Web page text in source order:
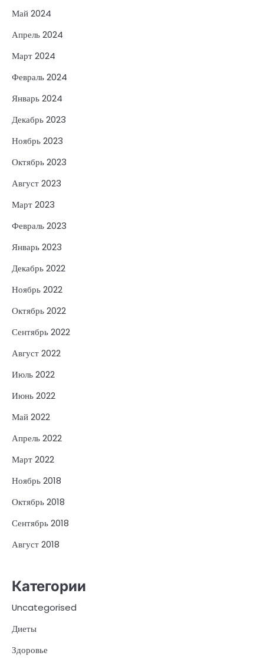
Май 2024
Апрель 2024
Март 2024
Февраль 2024
Январь 2024
Декабрь 2023
Ноябрь 2023
Октябрь 2023
Август 2023
Март 2023
Февраль 2023
Январь 2023
Декабрь 2022
Ноябрь 2022
Октябрь 2022
Сентябрь 2022
Август 2022
Июль 2022
Июнь 2022
Май 2022
Апрель 2022
Март 2022
Ноябрь 2018
Октябрь 2018
Сентябрь 2018
Август 2018
Категории
Uncategorised
Диеты
Здоровье